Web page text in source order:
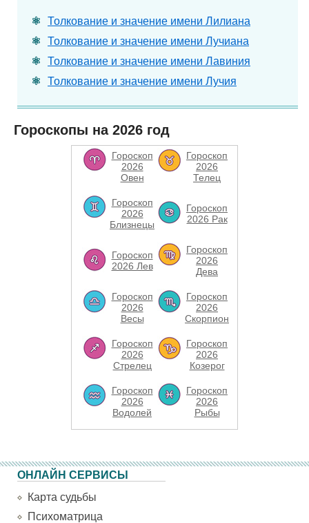
Толкование и значение имени Лилиана
Толкование и значение имени Лучиана
Толкование и значение имени Лавиния
Толкование и значение имени Лучия
Гороскопы на 2026 год
Гороскоп
2026
Овен
Гороскоп
2026
Телец
Гороскоп
2026
Близнецы
Гороскоп
2026 Рак
Гороскоп
2026 Лев
Гороскоп
2026
Дева
Гороскоп
2026
Весы
Гороскоп
2026
Скорпион
Гороскоп
2026
Стрелец
Гороскоп
2026
Козерог
Гороскоп
2026
Водолей
Гороскоп
2026
Рыбы
ОНЛАЙН СЕРВИСЫ
Карта судьбы
Психоматрица